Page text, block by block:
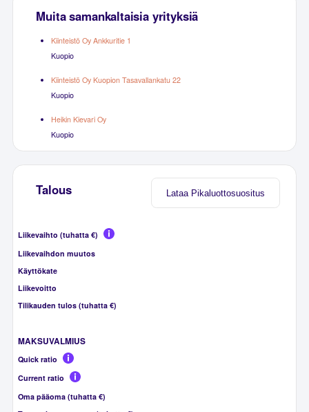
Muita samankaltaisia yrityksiä
Kiinteistö Oy Ankkuritie 1
Kuopio
Kiinteistö Oy Kuopion Tasavallankatu 22
Kuopio
Heikin Kievari Oy
Kuopio
Lataa Pikaluottosuositus
Talous
Liikevaihto (tuhatta €)
Liikevaihdon muutos
Käyttökate
Liikevoitto
Tilikauden tulos (tuhatta €)
MAKSUVALMIUS
Quick ratio
Current ratio
Oma pääoma (tuhatta €)